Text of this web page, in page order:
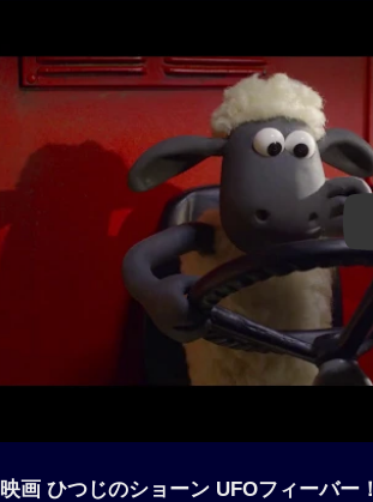
映画 ひつじのショーン UFOフィーバー！